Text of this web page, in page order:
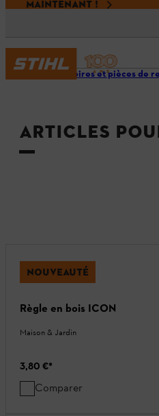
MAINTENANT !
Accessoires et pièces de
ARTICLES
NOUVEAUTÉ
Règle en bois ICON
Maison & Jardin
3,80 €*
Comparer